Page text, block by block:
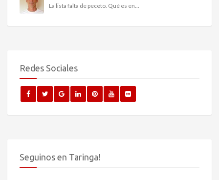
La lista falta de peceto. Qué es en...
Redes Sociales
Seguinos en Taringa!